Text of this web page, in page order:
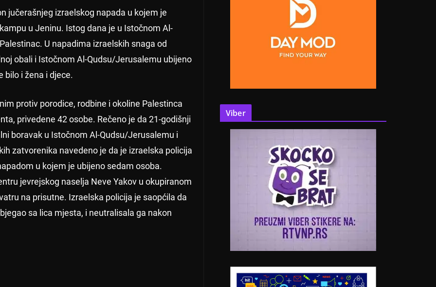
jučerašnjeg izraelskog napada u kojem je
u Jeninu. Istog dana je u Istočnom Al-
U napadima izraelskih snaga od
obali i Istočnom Al-Qudsu/Jerusalemu ubijeno
bilo i žena i djece.
protiv porodice, rodbine i okoline Palestinca
privedene 42 osobe. Rečeno je da 21-godišnji
boravak u Istočnom Al-Qudsu/Jerusalemu i
zatvorenika navedeno je da je izraelska policija
u kojem je ubijeno sedam osoba.
jevrejskog naselja Neve Yakov u okupiranom
na prisutne. Izraelska policija je saopćila da
sa lica mjesta, i neutralisala ga nakon
Viber